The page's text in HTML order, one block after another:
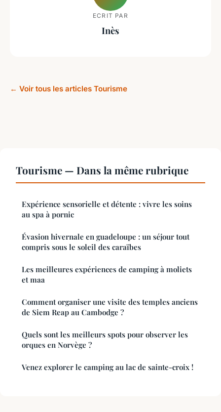
ECRIT PAR
Inès
← Voir tous les articles Tourisme
Tourisme — Dans la même rubrique
Expérience sensorielle et détente : vivre les soins
au spa à pornic
Évasion hivernale en guadeloupe : un séjour tout
compris sous le soleil des caraïbes
Les meilleures expériences de camping à moliets
et maa
Comment organiser une visite des temples anciens
de Siem Reap au Cambodge ?
Quels sont les meilleurs spots pour observer les
orques en Norvège ?
Venez explorer le camping au lac de sainte-croix !